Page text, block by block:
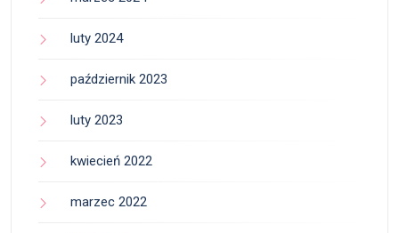
luty 2024
październik 2023
luty 2023
kwiecień 2022
marzec 2022